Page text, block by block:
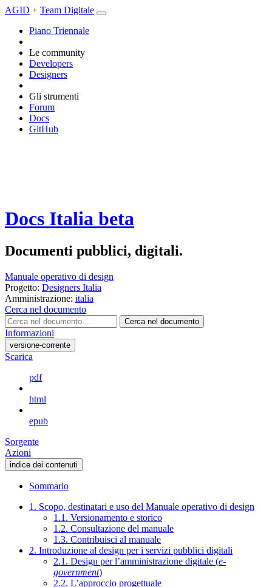
AGID + Team Digitale
Piano Triennale
Le community
Developers
Designers
Gli strumenti
Forum
Docs
GitHub
Docs Italia beta
Documenti pubblici, digitali.
Manuale operativo di design
Progetto: Designers Italia
Amministrazione: italia
Cerca nel documento
Cerca nel documento
Informazioni
versione-corrente
Scarica
pdf
html
epub
Sorgente
Azioni
indice dei contenuti
Sommario
1. Scopo, destinatari e uso del Manuale operativo di design
1.1. Versionamento e storico
1.2. Consultazione del manuale
1.3. Contribuisci al manuale
2. Introduzione al design per i servizi pubblici digitali
2.1. Design per l’amministrazione digitale (e-
government)
2.2. L’approccio progettuale